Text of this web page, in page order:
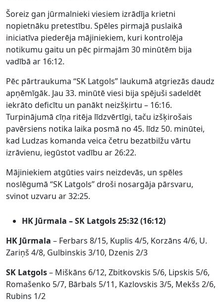
Šoreiz gan jūrmalnieki viesiem izrādīja krietni
nopietnāku pretestību. Spēles pirmajā puslaikā
iniciatīva piederēja mājiniekiem, kuri kontrolēja
notikumu gaitu un pēc pirmajām 30 minūtēm bija
vadībā ar 16:12.
Pēc pārtraukuma “SK Latgols” laukumā atgriezās daudz
apņēmīgāk. Jau 33. minūtē viesi bija spējuši sadeldēt
iekrāto deficītu un panākt neizšķirtu – 16:16.
Turpinājumā cīņa ritēja līdzvērtīgi, taču izšķirošais
pavērsiens notika laika posmā no 45. līdz 50. minūtei,
kad Ludzas komanda veica četru bezatbilžu vārtu
izrāvienu, iegūstot vadību ar 26:22.
Mājiniekiem atgūties vairs neizdevās, un spēles
noslēgumā “SK Latgols” droši nosargāja pārsvaru,
svinot uzvaru ar 32:25.
HK Jūrmala – SK Latgols 25:32 (16:12)
HK Jūrmala – Ferbars 8/15, Kuplis 4/5, Korzāns 4/6, U.
Zariņš 4/8, Gulbinskis 3/10, Dzenis 2/3
SK Latgols– Miškāns 6/12, Zbitkovskis 5/6, Lipskis 5/6,
Romašenko 5/7, Bārbals 5/11, Kazlovskis 3/5, Mekšs 2/6,
Rubins 1/2